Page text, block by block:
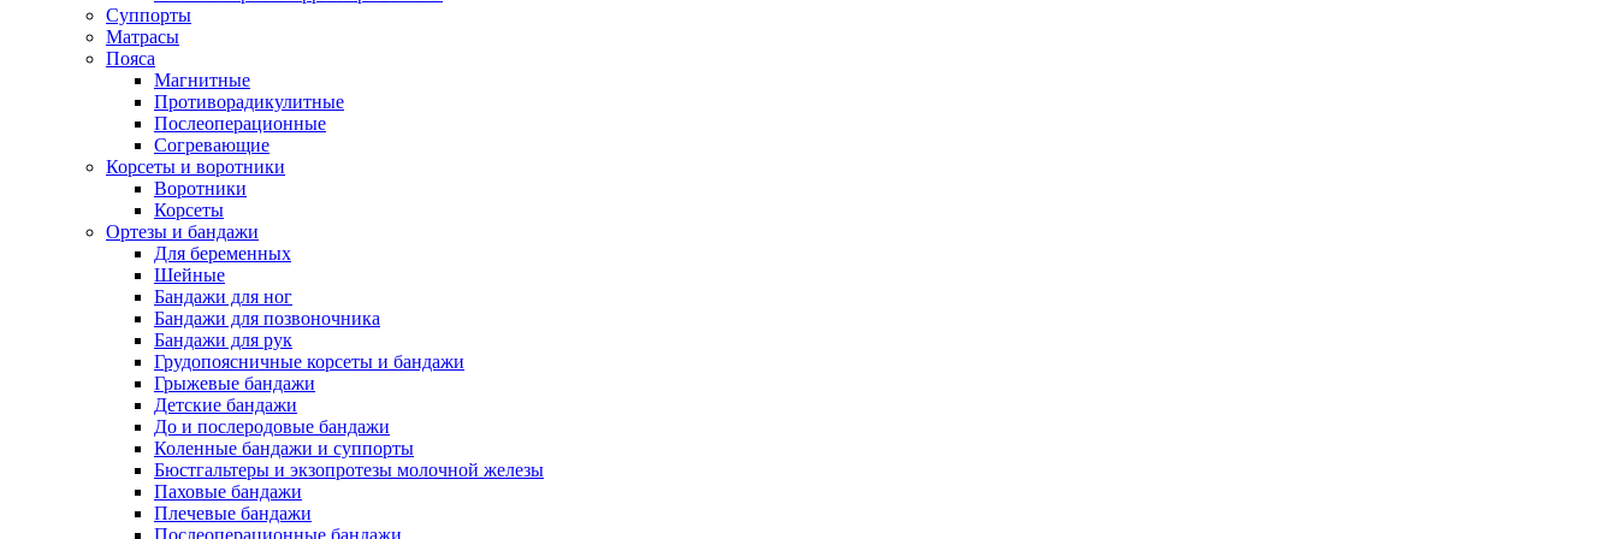
Суппорты
Матрасы
Пояса
Магнитные
Противорадикулитные
Послеоперационные
Согревающие
Корсеты и воротники
Воротники
Корсеты
Ортезы и бандажи
Для беременных
Шейные
Бандажи для ног
Бандажи для позвоночника
Бандажи для рук
Грудопоясничные корсеты и бандажи
Грыжевые бандажи
Детские бандажи
До и послеродовые бандажи
Коленные бандажи и суппорты
Бюстгальтеры и экзопротезы молочной железы
Паховые бандажи
Плечевые бандажи
Послеоперационные бандажи